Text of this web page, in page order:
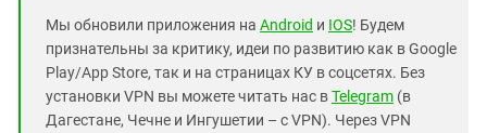
Мы обновили приложения на Android и IOS! Будем
признательны за критику, идеи по развитию как в Google
Play/App Store, так и на страницах КУ в соцсетях. Без
установки VPN вы можете читать нас вTelegram (в
Дагестане, Чечне и Ингушетии – с VPN). Через VPN